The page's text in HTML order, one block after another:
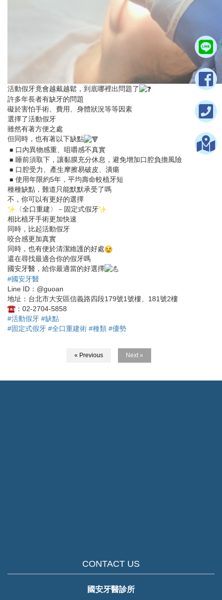
活動假牙竟會越戴越鬆，到底哪裡出問題了
許多年長者有缺牙的問題
礙於害怕手術、費用、身體狀況等等因素
選擇了活動假牙
雖然有著方便之處
但同時，也有著以下缺點
口內異物感重、咀嚼感不真實
睡前須取下，讓黏膜充分休息，避免增加口腔負擔風險
口腔受力、產生摩擦易破皮、潰瘍
使用年限約5年，平均壽命較植牙短
種種缺點，難道只能默默承受了嗎
不，你可以有更好的選擇
〈全口重建〉－固定式假牙
相比植牙手術更加快速
同時，比起活動假牙
咬合感更加真實
同時，也有便於清潔維護的好處
還在尋找最適合你的假牙嗎
國安牙醫，給你最適當的好選擇
#國安牙醫
Line ID：@guoan
地址：台北市大安區信義路四段179號1號樓、181號2樓
：02-2704-5858
#活動假牙 #缺點
#固定式假牙 #全口重建術 #種類 #優勢
« Previous Next »
CONTACT US
國安牙醫診所